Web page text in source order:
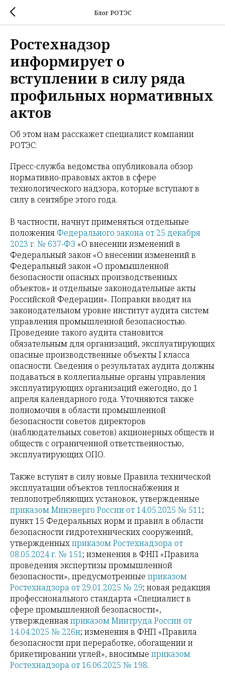
Блог РОТЭС
Ростехнадзор
информирует о
вступлении в силу ряда
профильных нормативных
актов
Об этом нам расскажет специалист компании
РОТЭС:
Пресс-служба ведомства опубликовала обзор
нормативно-правовых актов в сфере
технологического надзора, которые вступают в
силу в сентябре этого года.
В частности, начнут применяться отдельные
положенияФедерального закона от 25 декабря
2023 г. № 637-ФЗ «О внесении изменений в
Федеральный закон «О внесении изменений в
Федеральный закон «О промышленной
безопасности опасных производственных
объектов» и отдельные законодательные акты
Российской Федерации». Поправки вводят на
законодательном уровне институт аудита систем
управления промышленной безопасностью.
Проведение такого аудита становится
обязательным для организаций, эксплуатирующих
опасные производственные объекты I класса
опасности. Сведения о результатах аудита должны
подаваться в коллегиальные органы управления
эксплуатирующих организаций ежегодно, до 1
апреля календарного года. Уточняются также
полномочия в области промышленной
безопасности советов директоров
(наблюдательных советов) акционерных обществ и
обществ с ограниченной ответственностью,
эксплуатирующих ОПО.
Также вступят в силу новые Правила технической
эксплуатации объектов теплоснабжения и
теплопотребляющих установок, утвержденные
приказом Минэнерго России от 14.05.2025 № 511;
пункт 15 Федеральных норм и правил в области
безопасности гидротехнических сооружений,
утвержденныхприказом Ростехнадзора от
08.05.2024 г. № 151; изменения в ФНП «Правила
проведения экспертизы промышленной
безопасности», предусмотренные приказом
Ростехнадзора от 29.01.2025 № 29; новая редакция
профессионального стандарта «Специалист в
сфере промышленной безопасности»,
утвержденнаяприказом Минтруда России от
14.04.2025 № 226н; изменения в ФНП «Правила
безопасности при переработке, обогащении и
брикетировании углей», вносимые приказом
Ростехнадзора от 16.06.2025 № 198.